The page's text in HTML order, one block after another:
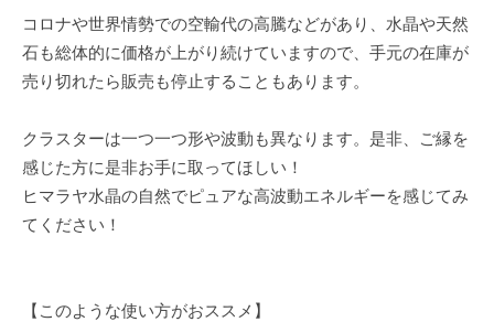
コロナや世界情勢での空輸代の高騰などがあり、水晶や天然
石も総体的に価格が上がり続けていますので、手元の在庫が
売り切れたら販売も停止することもあります。
クラスターは一つ一つ形や波動も異なります。是非、ご縁を
感じた方に是非お手に取ってほしい！
ヒマラヤ水晶の自然でピュアな高波動エネルギーを感じてみ
てください！
【このような使い方がおススメ】